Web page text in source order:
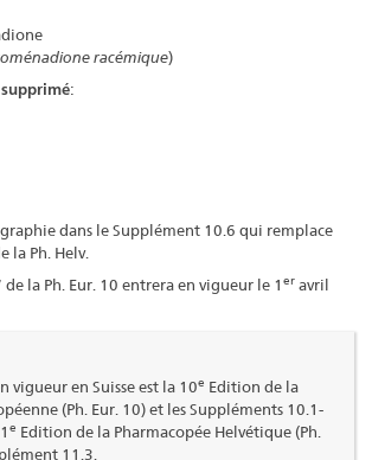
racémique)
supprimé:
dans le Supplément 10.6 qui remplace
la Ph. Helv.
la Ph. Eur. 10 entrera en vigueur le 1 er avril
vigueur en Suisse est la 10e Edition de la
(Ph. Eur. 10) et les Suppléments 10.1-
e Edition de la Pharmacopée Helvétique (Ph.
11.3.